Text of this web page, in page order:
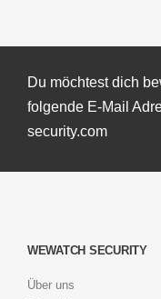
Du möchtest dich
folgende E-Mail
security.com
WEWATCH SECURITY
Über uns